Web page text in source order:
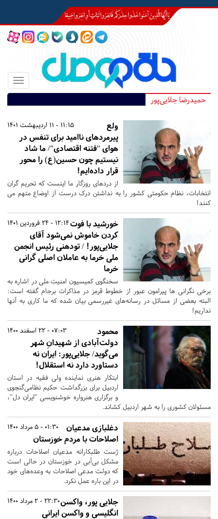
Toggle
حمیدرضا جلایی‌پور
11:15 - 11 اردیبهشت 1401
ولع
پیرمردهای ناامید برای تنفس در
هوای "فتنه اقتصادی"/ ما شاد
نیستیم چون حسین(ع) را محور
قرار داده‌ایم!
از دردهای روزگار ما اینست که تحریم گران
انتخابات، نظام حکومتی کشور را به نداشتن درک درست از اوضاع متهم می
کنند!
12:14 - 24 فروردین 1401خورشید با فوت
کردن خاموش نمی‌شود آقای
جلایی‌پور! / تودهنی رئیس انجمن
ملی خرما به عاملان اصلی گرانی
خرما
سخنگوی کمیسیون امنیت ملی در اشاره به
برخی نگرانی ها پیرامون عبور از خطوط قرمز در مذاکرات برجام گفته است:
البته بعضی از مسائل در رسانه‌های غیررسمی بیان شده که ما کاری به آنها
نداریم!
07:03 - 22 اسفند 1400
محمود
دولت‌آبادی از شهیدانِ شهر
می‌گوید/ جلایی‌پور: ایران نه
دستاورد دارد نه استقلال!
ابتکار هنری نماینده ولی فقیه در استان
اردبیل برای بزرگداشت حکیم نظامی‌گنجوی
و برگزاری هنرواره خوشنویسی "ایران دل"،
مسئولان کشوری را به شهر اردبیل کشاند.
01:30 - 5 مرداد 1400
دغلبازی مدعیان
اصلاحات با مردم خوزستان
ژست طلبکارانه مدعیان اصلاحات درباره
مشکل بی‌آبی در خوزستان در حالی است
که دولت مدعی اصلاحات به وعده‌های خود
در این باره عمل نکرد.
22:30 - 2 مرداد 1400جلایی پور، واکسن
انگلیسی و واکسن ایرانی